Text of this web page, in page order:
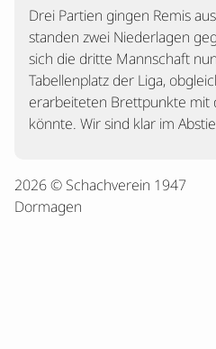
Drei Partien gingen Remis
standen zwei Niederlagen
sich die dritte Mannschaft
Tabellenplatz der Liga,
erarbeiteten Brettpunkte mit
könnte. Wir sind klar im
2026 © Schachverein 1947
Dormagen